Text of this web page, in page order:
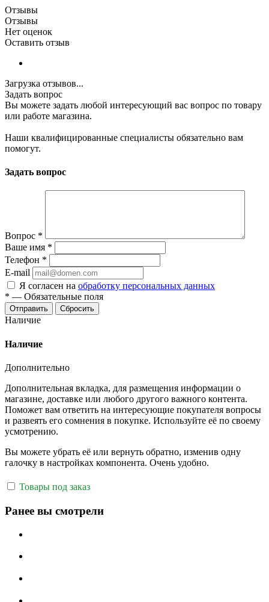
Отзывы
Отзывы
Нет оценок
Оставить отзыв
Загрузка отзывов...
Задать вопрос
Вы можете задать любой интересующий вас вопрос по товару
или работе магазина.
Наши квалифицированные специалисты обязательно вам
помогут.
Задать вопрос
Вопрос *
Ваше имя *
Телефон *
E-mail
Я согласен на обработку персональных данных
* — Обязательные поля
Отправить Сбросить
Наличие
Наличие
Дополнительно
Дополнительная вкладка, для размещения информации о
магазине, доставке или любого другого важного контента.
Поможет вам ответить на интересующие покупателя вопросы
и развеять его сомнения в покупке. Используйте её по своему
усмотрению.
Вы можете убрать её или вернуть обратно, изменив одну
галочку в настройках компонента. Очень удобно.
Товары под заказ
Ранее вы смотрели